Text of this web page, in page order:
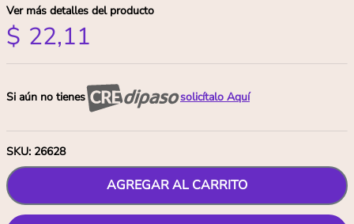
Ver más detalles del producto
$ 22,11
Si aún no tienes solicítalo Aquí
SKU: 26628
AGREGAR AL CARRITO